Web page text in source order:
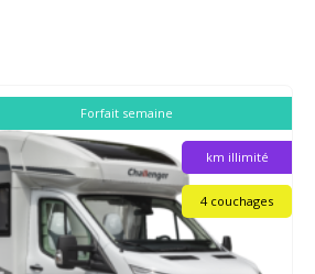
Forfait semaine
4 couchages
km illimité